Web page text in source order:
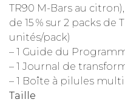
TR90 M-Bars au
de 15 % sur 2 packs de
unités/pack)
– 1 Guide du
– 1 Journal de
– 1 Boîte à pilules
Taille